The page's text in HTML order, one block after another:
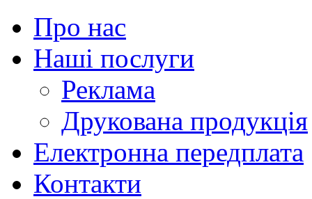
Про нас
Наші послуги
Реклама
Друкована продукція
Електронна передплата
Контакти